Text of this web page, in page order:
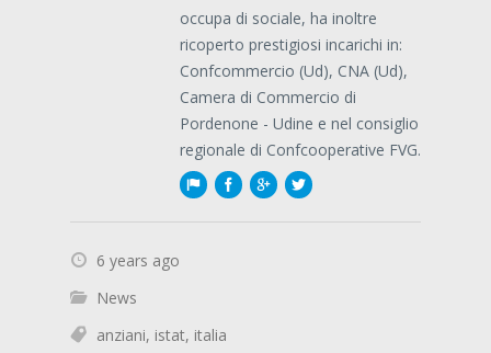
occupa di sociale, ha inoltre
ricoperto prestigiosi incarichi in:
Confcommercio (Ud), CNA (Ud),
Camera di Commercio di
Pordenone - Udine e nel consiglio
regionale di Confcooperative FVG.
6 years ago
News
anziani, istat, italia